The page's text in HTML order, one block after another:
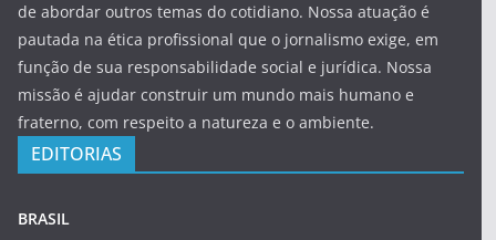
de abordar outros temas do cotidiano. Nossa atuação é
pautada na ética profissional que o jornalismo exige, em
função de sua responsabilidade social e jurídica. Nossa
missão é ajudar construir um mundo mais humano e
fraterno, com respeito a natureza e o ambiente.
EDITORIAS
BRASIL